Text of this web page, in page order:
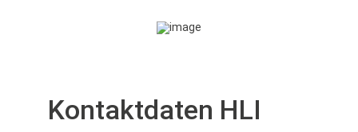
Kontaktdaten HLI